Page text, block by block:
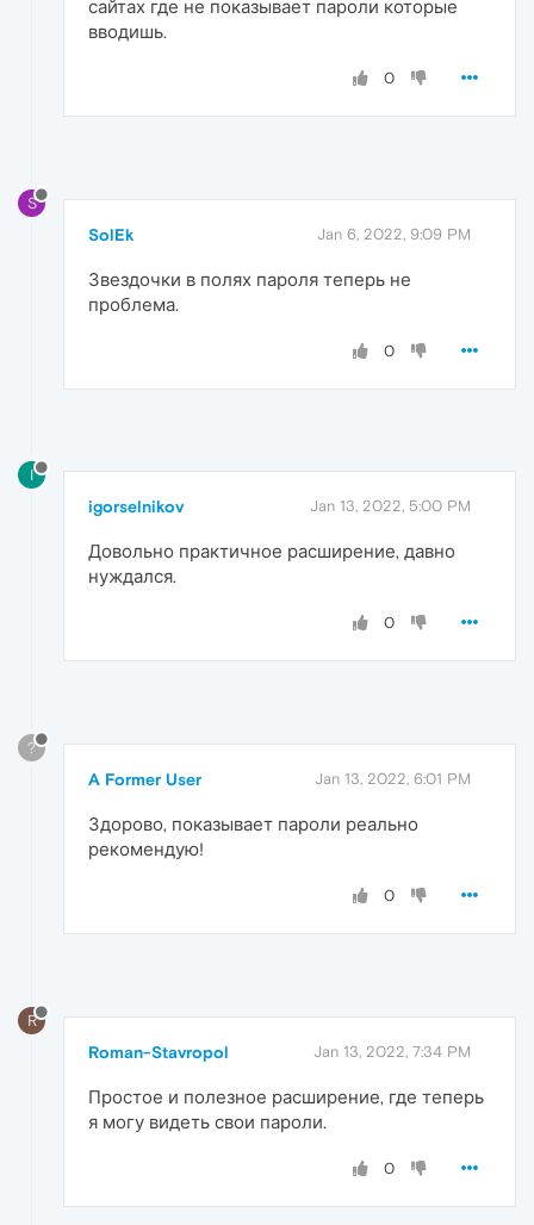
сайтах где не показывает пароли которые
вводишь.
0
S
SolEk Jan 6, 2022, 9:09 PM
Звездочки в полях пароля теперь не
проблема.
0
I
igorselnikov Jan 13, 2022, 5:00 PM
Довольно практичное расширение, давно
нуждался.
0
?
A Former User Jan 13, 2022, 6:01 PM
Здорово, показывает пароли реально
рекомендую!
0
R
Roman-Stavropol Jan 13, 2022, 7:34 PM
Простое и полезное расширение, где теперь
я могу видеть свои пароли.
0